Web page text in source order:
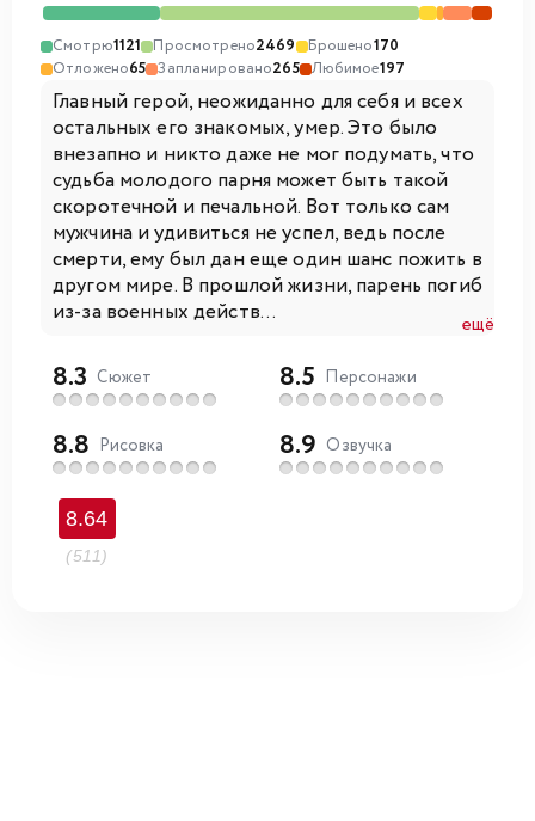
Смотрю1121 Просмотрено2469 Брошено170
Отложено65 Запланировано265 Любимое197
Главный герой, неожиданно для себя и всех
остальных его знакомых, умер. Это было
внезапно и никто даже не мог подумать, что
судьба молодого парня может быть такой
скоротечной и печальной. Вот только сам
мужчина и удивиться не успел, ведь после
смерти, ему был дан еще один шанс пожить в
другом мире. В прошлой жизни, парень погиб
из-за военных действ...
ещё
8.3 Сюжет 8.5 Персонажи
8.8 Рисовка 8.9 Озвучка
8.64
(511)